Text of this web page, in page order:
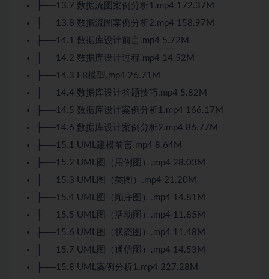
├──13.7 数据流图案例分析1.mp4 172.37M
├──13.8 数据流图案例分析2.mp4 158.97M
├──14.1 数据库设计前言.mp4 5.72M
├──14.2 数据库设计过程.mp4 14.52M
├──14.3 ER模型.mp4 26.71M
├──14.4 数据库设计答题技巧.mp4 5.82M
├──14.5 数据库设计案例分析1.mp4 166.17M
├──14.6 数据库设计案例分析2.mp4 86.77M
├──15.1 UML建模前言.mp4 8.64M
├──15.2 UML图（用例图）.mp4 28.03M
├──15.3 UML图（类图）.mp4 21.20M
├──15.4 UML图（顺序图）.mp4 14.81M
├──15.5 UML图（活动图）.mp4 11.85M
├──15.6 UML图（状态图）.mp4 11.48M
├──15.7 UML图（通信图）.mp4 14.53M
├──15.8 UML案例分析1.mp4 227.28M